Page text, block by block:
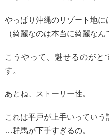
やっぱり沖縄のリゾート地に
（綺麗なのは本当に綺麗なん
こうやって、魅せるのがと
す。
あとね、ストーリー性。
これは平戸が上手いっていう
…群馬が下手すぎるの。